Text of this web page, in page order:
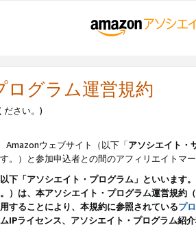
ログラム運営規約
ださい。)
Amazonウェブサイト（以下「アソシエイト・
。）と参加申込者との間のアフィリエイトマ
下「アソシエイト・プログラム」といいま
）は、本アソシエイト・プログラム運営規約
することにより、本規約に参照されているプ
IPライセンス、アソシエイト・プログラム